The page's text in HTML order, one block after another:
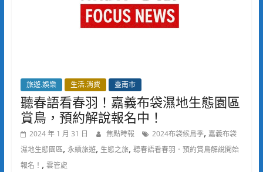
旅遊.娛樂 生活.消費 臺南市
聽春語看春羽！嘉義布袋濕地生態園區
賞鳥，預約解說報名中！
2024 年 1 月 31 日 焦點時報 2024布袋候鳥季, 嘉義布袋
濕地生態園區, 永續旅遊, 生態之旅, 聽春語看春羽．預約賞鳥解說開始
報名！ , 雲管處